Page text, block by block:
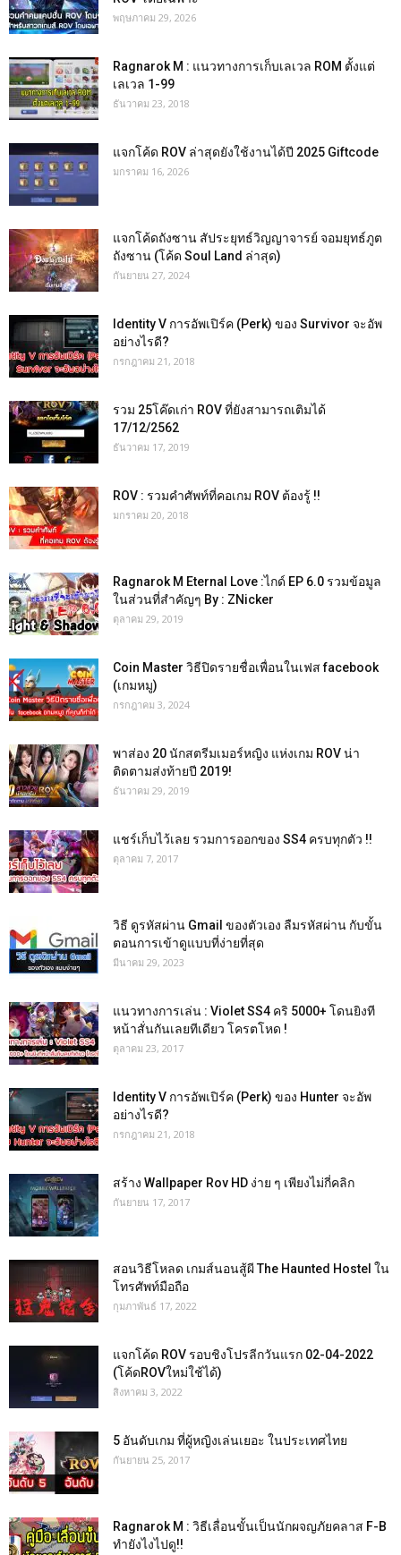
พฤษภาคม 29, 2026
Ragnarok M : แนวทางการเก็บเลเวล ROM ตั้งแต่
เลเวล 1-99
ธันวาคม 23, 2018
แจกโค้ด ROV ล่าสุดยังใช้งานได้ปี 2025 Giftcode
มกราคม 16, 2026
แจกโค้ดถังซาน สัประยุทธ์วิญญาจารย์ จอมยุทธ์ภูต
ถังซาน (โค้ด Soul Land ล่าสุด)
กันยายน 27, 2024
Identity V การอัพเปิร์ค (Perk) ของ Survivor จะอัพ
อย่างไรดี?
กรกฎาคม 21, 2018
รวม 25โค๊ดเก่า ROV ที่ยังสามารถเติมได้
17/12/2562
ธันวาคม 17, 2019
ROV : รวมคำศัพท์ที่คอเกม ROV ต้องรู้ !!
มกราคม 20, 2018
Ragnarok M Eternal Love :ไกด์ EP 6.0 รวมข้อมูล
ในส่วนที่สำคัญๆ By : ZNicker
ตุลาคม 29, 2019
Coin Master วิธีปิดรายชื่อเพื่อนในเฟส facebook
(เกมหมู)
กรกฎาคม 3, 2024
พาส่อง 20 นักสตรีมเมอร์หญิง แห่งเกม ROV น่า
ติดตามส่งท้ายปี 2019!
ธันวาคม 29, 2019
แชร์เก็บไว้เลย รวมการออกของ SS4 ครบทุกตัว !!
ตุลาคม 7, 2017
วิธี ดูรหัสผ่าน Gmail ของตัวเอง ลืมรหัสผ่าน กับขั้น
ตอนการเข้าดูแบบที่ง่ายที่สุด
มีนาคม 29, 2023
แนวทางการเล่น : Violet SS4 คริ 5000+ โดนยิงที
หน้าสั่นกันเลยทีเดียว โครตโหด !
ตุลาคม 23, 2017
Identity V การอัพเปิร์ค (Perk) ของ Hunter จะอัพ
อย่างไรดี?
กรกฎาคม 21, 2018
สร้าง Wallpaper Rov HD ง่าย ๆ เพียงไม่กี่คลิก
กันยายน 17, 2017
สอนวิธีโหลด เกมส์นอนสู้ผี The Haunted Hostel ใน
โทรศัพท์มือถือ
กุมภาพันธ์ 17, 2022
แจกโค้ด ROV รอบชิงโปรลีกวันแรก 02-04-2022
(โค้ดROVใหม่ใช้ได้)
สิงหาคม 3, 2022
5 อันดับเกม ที่ผู้หญิงเล่นเยอะ ในประเทศไทย
กันยายน 25, 2017
Ragnarok M : วิธีเลื่อนขั้นเป็นนักผจญภัยคลาส F-B
ทำยังไงไปดู!!